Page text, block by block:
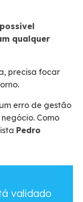
qualquer
precisa focar
erro de gestão
Como
Pedro
validado